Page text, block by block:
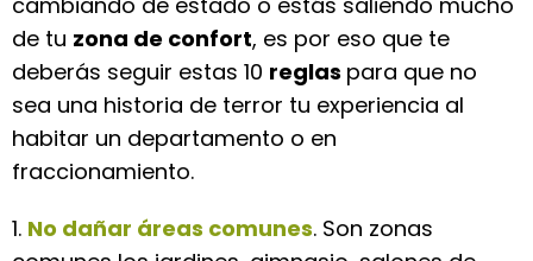
de tu zona de confort, es por eso que te
deberás seguir estas 10 reglas para que no
sea una historia de terror tu experiencia al
habitar un departamento o en
fraccionamiento.
1. No dañar áreas comunes. Son zonas